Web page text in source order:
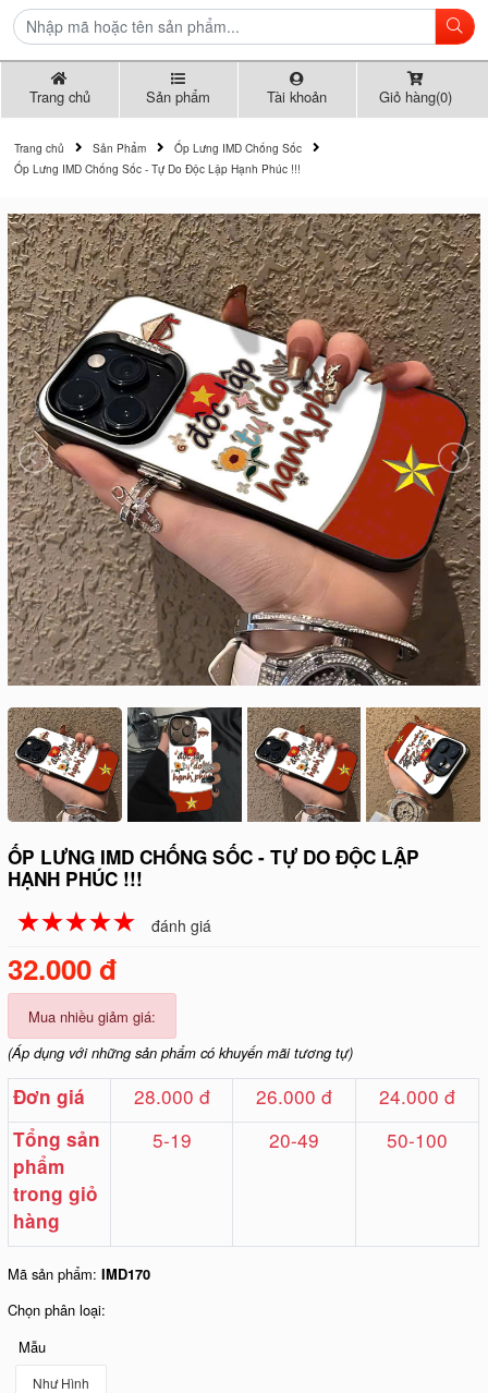
Trang chủ Sản phẩm Tài khoản Giỏ hàng(0)
Trang chủ Sản Phẩm
Ốp Lưng IMD Chống Sốc
Ốp Lưng IMD Chống Sốc - Tự Do Độc Lập Hạnh Phúc !!!
ỐP LƯNG IMD CHỐNG SỐC - TỰ DO ĐỘC LẬP
HẠNH PHÚC !!!
☆☆☆☆☆
★★★★★ đánh giá
32.000 đ
Mua nhiều giảm giá:
(Áp dụng với những sản phẩm có khuyến mãi tương tự)
Đơn giá 28.000 đ 26.000 đ 24.000 đ
Tổng sản
phẩm
trong giỏ
hàng
5-19 20-49 50-100
Mã sản phẩm:IMD170
Chọn phân loại:
Mẫu
Như Hình